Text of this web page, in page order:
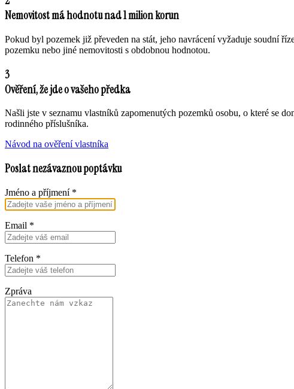
Nemovitost má hodnotu nad 1 milion korun
Pokud byl pozemek již převeden na stát, jeho navrácení vyžaduje soudní
pozemku nebo jiné nemovitosti s obdobnou hodnotou.
3
Ověření, že jde o vašeho předka
Našli jste v seznamu vlastníků zapomenutých pozemků osobu, o které se
rodinného příslušníka.
Návod na ověření vlastníka
Poslat nezávaznou poptávku
Jméno a příjmení *
Email *
Telefon *
Zpráva